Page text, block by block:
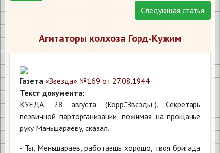
Следующая статья
Агитаторы колхоза Горд-Кужим
Газета «Звезда» №169 от 27.08.1944
Текст документа:
КУЕДА, 28 августа (Корр."Звезды"). Секретарь
первичной парторганизации, пожимая на прощанье
руку Маньшараеву, сказал.
- Ты, Меньшараев, работаешь хорошо, твоя бригада